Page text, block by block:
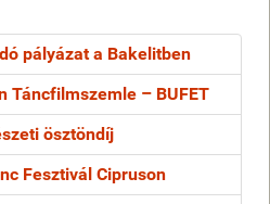
pályázat a Bakelitben
Táncfilmszemle – BUFET
ösztöndíj
Fesztivál Cipruson